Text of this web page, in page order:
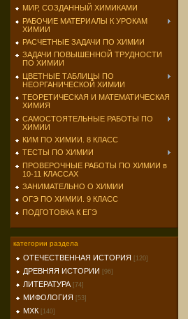
МИР, СОЗДАННЫЙ ХИМИКАМИ
РАБОЧИЕ МАТЕРИАЛЫ К УРОКАМ
ХИМИИ
РАСЧЕТНЫЕ ЗАДАЧИ ПО ХИМИИ
ЗАДАЧИ ПОВЫШЕННОЙ ТРУДНОСТИ
ПО ХИМИИ
ЦВЕТНЫЕ ТАБЛИЦЫ ПО
НЕОРГАНИЧЕСКОЙ ХИМИИ
ТЕОРЕТИЧЕСКАЯ И МАТЕМАТИЧЕСКАЯ
ХИМИЯ
САМОСТОЯТЕЛЬНЫЕ РАБОТЫ ПО
ХИМИИ
КИМ ПО ХИМИИ. 8 КЛАСС
ТЕСТЫ ПО ХИМИИ
ПРОВЕРОЧНЫЕ РАБОТЫ ПО ХИМИИ в
10-11 КЛАССАХ
ЗАНИМАТЕЛЬНО О ХИМИИ
ОГЭ ПО ХИМИИ. 9 КЛАСС
ПОДГОТОВКА К ЕГЭ
категории раздела
ОТЕЧЕСТВЕННАЯ ИСТОРИЯ [120]
ДРЕВНЯЯ ИСТОРИИ [96]
ЛИТЕРАТУРА [74]
МИФОЛОГИЯ [53]
МХК [140]